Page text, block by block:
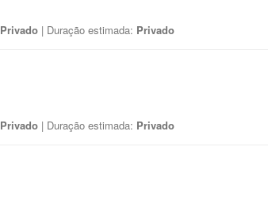
Privado | Duração estimada: Privado
Privado | Duração estimada: Privado